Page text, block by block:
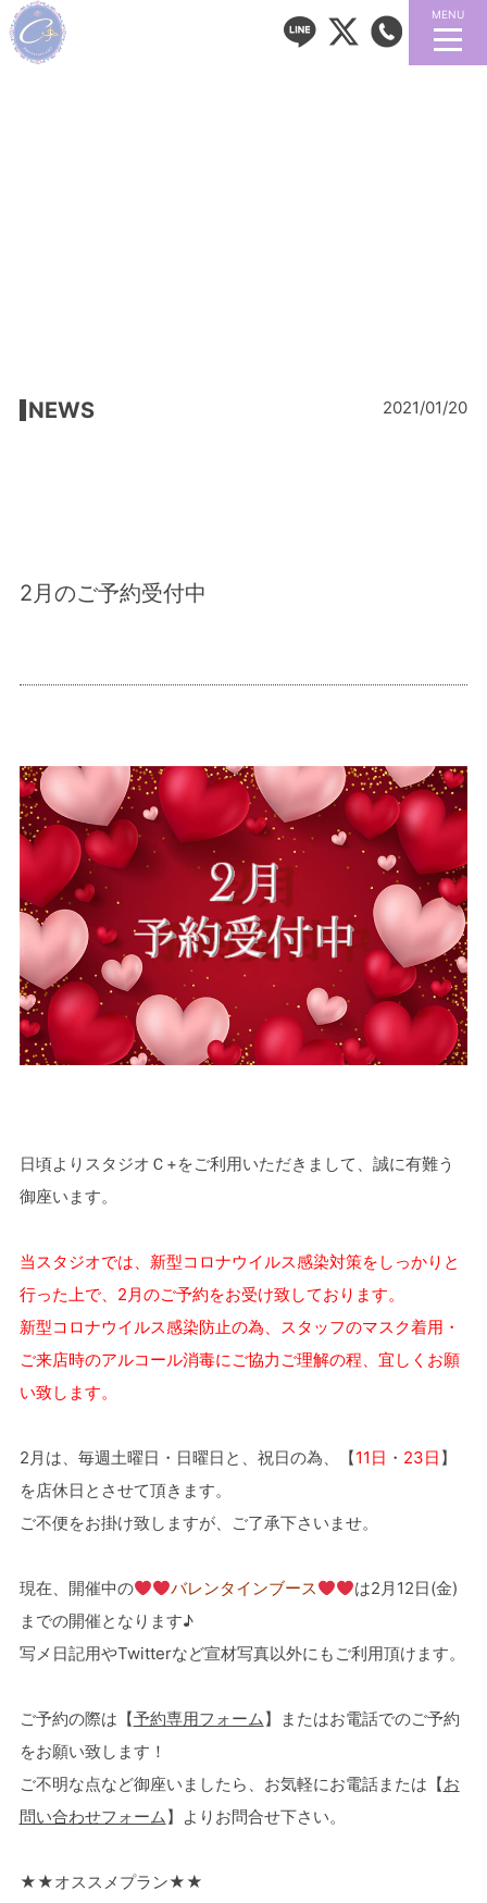
MENU
NEWS 2021/01/20
2月のご予約受付中
日頃よりスタジオＣ+をご利用いただきまして、誠に有難う
御座います。
当スタジオでは、新型コロナウイルス感染対策をしっかりと
行った上で、2月のご予約をお受け致しております。
新型コロナウイルス感染防止の為、スタッフのマスク着用・
ご来店時のアルコール消毒にご協力ご理解の程、宜しくお願
い致します。
2月は、毎週土曜日・日曜日と、祝日の為、【11日 ・ 23日 】
を店休日とさせて頂きます。
ご不便をお掛け致しますが、ご了承下さいませ。
現在、開催中の バレンタインブース は2月12日(金)
までの開催となります♪
写メ日記用やTwitterなど宣材写真以外にもご利用頂けます。
ご予約の際は【予約専用フォーム】またはお電話でのご予約
をお願い致します！
ご不明な点など御座いましたら、お気軽にお電話または【お
問い合わせフォーム】よりお問合せ下さい。
★★オススメプラン★★